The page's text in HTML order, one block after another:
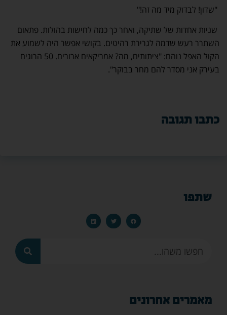
"שדון! לבדוק מיד מה זה!"
שניות אחדות של שתיקה, ואחר כך כמה לחישות בהולות. פתאום
השתרר רעש שדמה לגרירת רהיטים. בקושי אפשר היה לשמוע את
הקול האפל נוהם: "ציתותים, מה? אמריקאים ארורים. 50 הרוגים
בעירק אני מסדר להם מחר בבוקר".
כתבו תגובה
שתפו
מאמרים אחרונים